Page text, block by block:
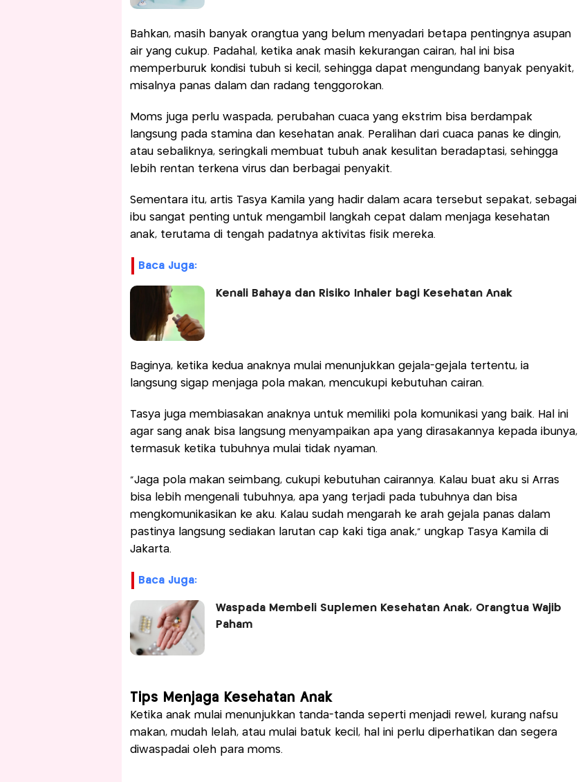
Bahkan, masih banyak orangtua yang belum menyadari betapa pentingnya asupan
air yang cukup. Padahal, ketika anak masih kekurangan cairan, hal ini bisa
memperburuk kondisi tubuh si kecil, sehingga dapat mengundang banyak penyakit,
misalnya panas dalam dan radang tenggorokan.
Moms juga perlu waspada, perubahan cuaca yang ekstrim bisa berdampak
langsung pada stamina dan kesehatan anak. Peralihan dari cuaca panas ke dingin,
atau sebaliknya, seringkali membuat tubuh anak kesulitan beradaptasi, sehingga
lebih rentan terkena virus dan berbagai penyakit.
Sementara itu, artis Tasya Kamila yang hadir dalam acara tersebut sepakat, sebagai
ibu sangat penting untuk mengambil langkah cepat dalam menjaga kesehatan
anak, terutama di tengah padatnya aktivitas fisik mereka.
Baca Juga:
Kenali Bahaya dan Risiko Inhaler bagi Kesehatan Anak
Baginya, ketika kedua anaknya mulai menunjukkan gejala-gejala tertentu, ia
langsung sigap menjaga pola makan, mencukupi kebutuhan cairan.
Tasya juga membiasakan anaknya untuk memiliki pola komunikasi yang baik. Hal ini
agar sang anak bisa langsung menyampaikan apa yang dirasakannya kepada ibunya,
termasuk ketika tubuhnya mulai tidak nyaman.
"Jaga pola makan seimbang, cukupi kebutuhan cairannya. Kalau buat aku si Arras
bisa lebih mengenali tubuhnya, apa yang terjadi pada tubuhnya dan bisa
mengkomunikasikan ke aku. Kalau sudah mengarah ke arah gejala panas dalam
pastinya langsung sediakan larutan cap kaki tiga anak," ungkap Tasya Kamila di
Jakarta.
Baca Juga:
Waspada Membeli Suplemen Kesehatan Anak, Orangtua Wajib
Paham
Tips Menjaga Kesehatan Anak
Ketika anak mulai menunjukkan tanda-tanda seperti menjadi rewel, kurang nafsu
makan, mudah lelah, atau mulai batuk kecil, hal ini perlu diperhatikan dan segera
diwaspadai oleh para moms.